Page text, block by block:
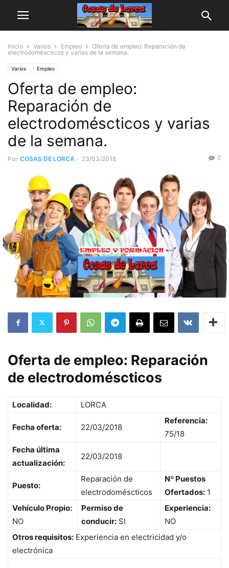
Inicio Varios Empleo
Oferta de empleo: Reparación de
electrodoméscticos y varias de la semana.
Varios Empleo
Oferta de empleo:
Reparación de
electrodoméscticos y varias
de la semana.
Por COSAS DE LORCA - 23/03/2018 0
Oferta de empleo: Reparación
de electrodoméscticos
Localidad: LORCA
Fecha oferta: 22/03/2018
Referencia:
75/18
Fecha última
actualización:
22/03/2018
Puesto:
Reparación de
electrodoméscticos
Nº Puestos
Ofertados: 1
Vehículo Propio:
NO
Permiso de
conducir: SI
Experiencia:
NO
Otros requisitos: Experiencia en electricidad y/o
electrónica